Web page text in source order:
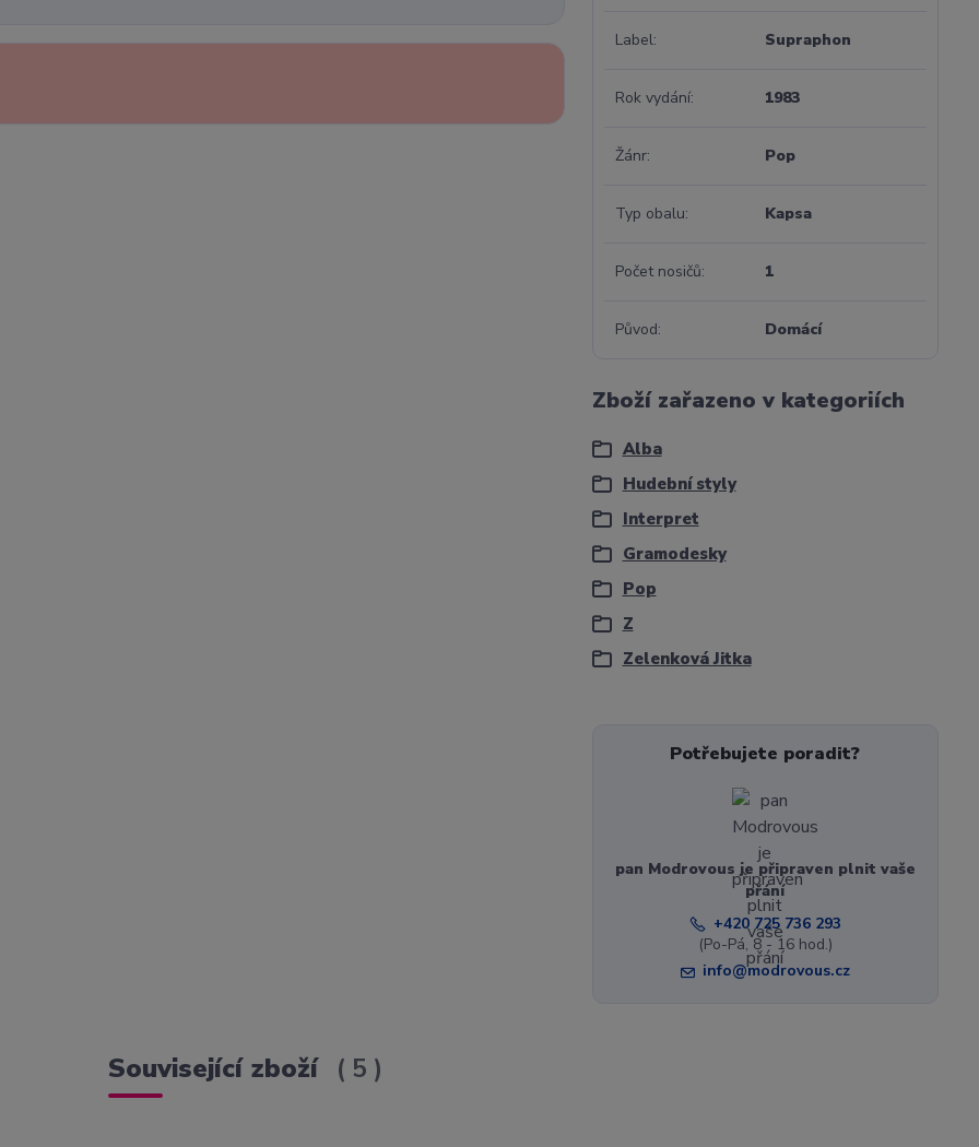
Label Supraphon
Rok vydání 1983
Žánr Pop
Typ obalu Kapsa
Počet nosičů 1
Původ Domácí
Zboží zařazeno v kategoriích
Alba
Hudební styly
Interpret
Gramodesky
Pop
Z
Zelenková Jitka
Potřebujete poradit?
pan Modrovous je připraven plnit vaše
přání
+420 725 736 293
(Po-Pá, 8 - 16 hod.)
info@modrovous.cz
Související zboží 5